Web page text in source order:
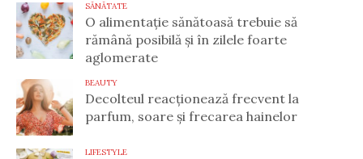
SĂNĂTATE
O alimentație sănătoasă trebuie să
rămână posibilă și în zilele foarte
aglomerate
BEAUTY
Decolteul reacționează frecvent la
parfum, soare și frecarea hainelor
LIFESTYLE